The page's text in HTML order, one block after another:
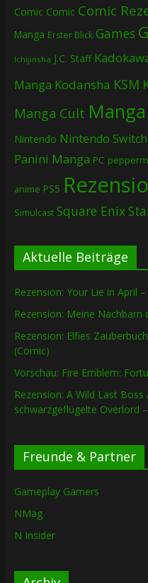
Comic Comic Comic
Manga Erster Blick Games
Ichijinsha J.C. Staff
Manga Kodansha KSM
Manga Cult
Nintendo Nintendo Switch
Panini Manga PC
anime PS5
Simulcast Square Enix
Aktuelle Beiträge
Rezension: Your Lie in April
Rezension: Meine Nachbarn
Rezension: Elfies
(Comic)
Vorschau: Fire Emblem:
Rezension: A Wild Last
schwarzgeflügelte Overlord
Freunde & Partner
Gameplay Gamers
NMag
N Insider